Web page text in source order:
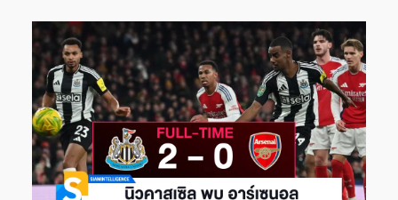
นี้ "ราชันชุดขาว" หลังจากสร้างสถิติใหม่ในการเป็นทีมที่ลงเล่นมาก
ที่สุดในหนึ่งฤดูกาลชนะไป 45 นัดจาก 67 นัด อัตราการชนะ 67.1%
ผลบอลเชลซี ชนะ ฟลูมิเนนเซ่ ทะลุชิงศึกสโมสรโลก 2025 คอนเทนต์
แนะนำ "เทรนต์" ประเดิมสโมสรโลก 2025 รับตัดสินใจถูกแล้วย้าย
สวม "ชุดขาว" AFP/FRANCK FIFE เรอัล มาดริด ลุ้นสร้างประวัติ
เกมพบ เปแอสเช ศึกสโมสรโลก 2025 ซึ่งเวลานี้ เรอัล มาดริด เหลือ
อีกเพียงชัยชนะเดียวในการตามทันสถิติประวัติศาสตร์ของตนที่ชนะ
46 นัดในฤดูกาลเดียวหลังจากที่เคยทำได้ก่อนหน้านี้ในฤดูกาล 2011–
12 และ 2013–14 ในฤดูกาล 2011–12 และ 2013–14 […]